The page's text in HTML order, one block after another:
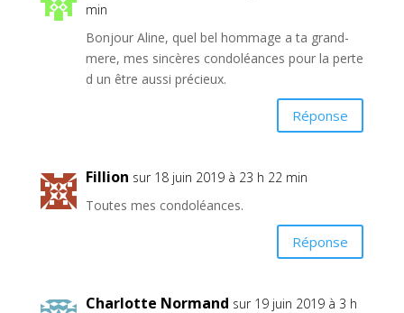
min
Bonjour Aline, quel bel hommage a ta grand-
mere, mes sincères condoléances pour la perte
d un être aussi précieux.
Réponse
Fillion sur 18 juin 2019 à 23 h 22 min
Toutes mes condoléances.
Réponse
Charlotte Normand sur 19 juin 2019 à 3 h